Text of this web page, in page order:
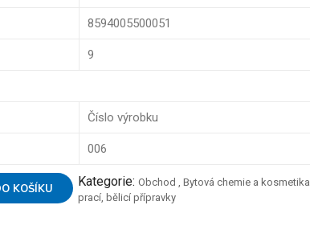
8594005500051
9
Číslo výrobku
006
KOŠÍKU Kategorie:Obchod ,Bytová chemie a kosmetika
prací, bělicí přípravky